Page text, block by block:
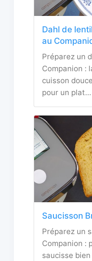
Dahl de
au
Préparez un
Companion :
cuisson
pour un plat…
Saucisson
Préparez un
Companion :
saucisse